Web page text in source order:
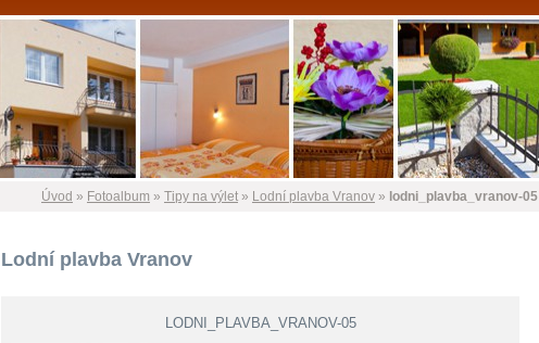
Úvod » Fotoalbum » Tipy na výlet » Lodní plavba Vranov » lodni_plavba_vranov-05
Lodní plavba Vranov
LODNI_PLAVBA_VRANOV-05